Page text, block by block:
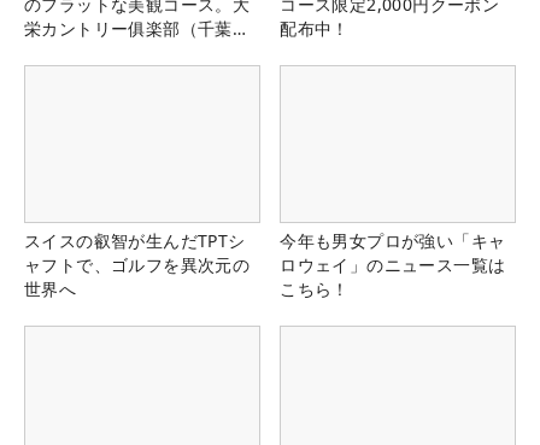
栄カントリー俱楽部（千葉
配布中！
スイスの叡智が生んだTPTシ
ャフトで、ゴルフを異次元の
世界へ
今年も男女プロが強い「キャ
ロウェイ」のニュース一覧は
こちら！